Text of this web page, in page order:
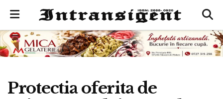
Protectia oferita de